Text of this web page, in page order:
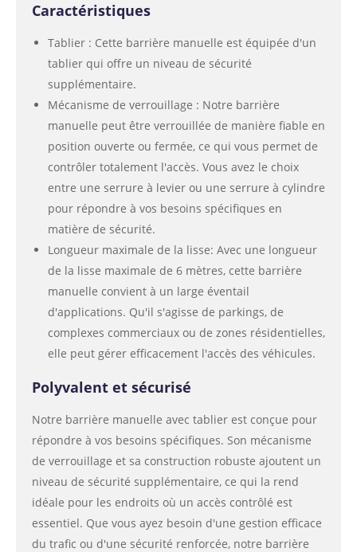
Caractéristiques
Tablier : Cette barrière manuelle est équipée d'un
tablier qui offre un niveau de sécurité
supplémentaire.
Mécanisme de verrouillage : Notre barrière
manuelle peut être verrouillée de manière fiable en
position ouverte ou fermée, ce qui vous permet de
contrôler totalement l'accès. Vous avez le choix
entre une serrure à levier ou une serrure à cylindre
pour répondre à vos besoins spécifiques en
matière de sécurité.
Longueur maximale de la lisse: Avec une longueur
de la lisse maximale de 6 mètres, cette barrière
manuelle convient à un large éventail
d'applications. Qu'il s'agisse de parkings, de
complexes commerciaux ou de zones résidentielles,
elle peut gérer efficacement l'accès des véhicules.
Polyvalent et sécurisé
Notre barrière manuelle avec tablier est conçue pour
répondre à vos besoins spécifiques. Son mécanisme
de verrouillage et sa construction robuste ajoutent un
niveau de sécurité supplémentaire, ce qui la rend
idéale pour les endroits où un accès contrôlé est
essentiel. Que vous ayez besoin d'une gestion efficace
du trafic ou d'une sécurité renforcée, notre barrière